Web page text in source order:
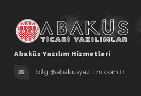
Abaküs Yazılım Hizmetleri
bilgi@abakusyazilim.com.tr